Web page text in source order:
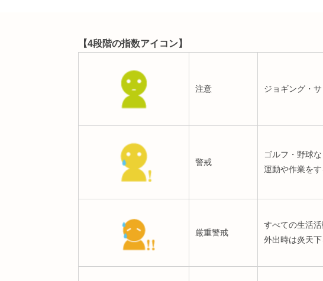
【4段階の指数アイコン】
注意 ジョギング・
警戒
ゴルフ・野球
運動や作業を
厳重警戒
すべての生活
外出時は炎天